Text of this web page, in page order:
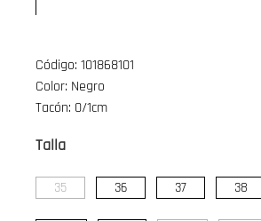
Código: 101868101
Color: Negro
Tacón: 0/1cm
Talla
35 36 37 38